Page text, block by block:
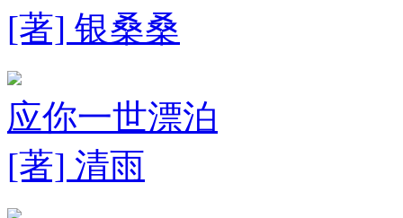
[著] 银桑桑
应你一世漂泊
[著] 清雨